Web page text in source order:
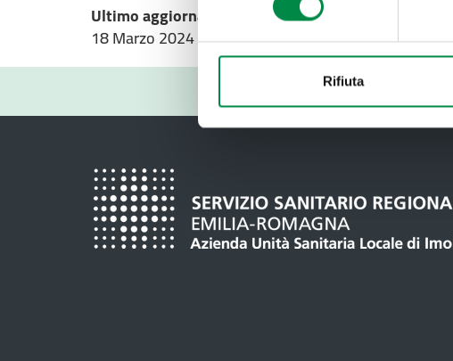
Rifiuta
Ultimo aggiornamento pagina:
18 Marzo 2024